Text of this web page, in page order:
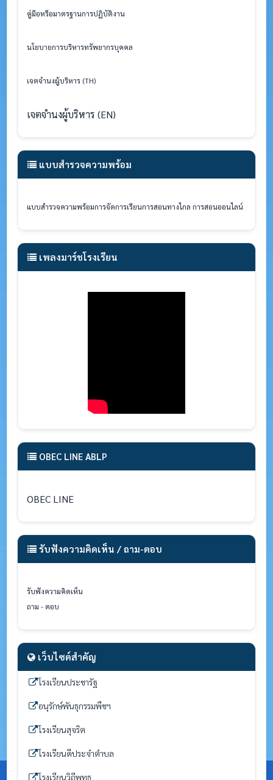
คู่มือหรือมาตรฐานการปฏิบัติงาน
นโยบายการบริหารทรัพยากรบุคคล
เจตจำนงผู้บริหาร (TH)
เจตจำนงผู้บริหาร (EN)
แบบสำรวจความพร้อม
แบบสำรวจความพร้อมการจัดการเรียนการสอนทางไกล การสอนออนไลน์
เพลงมาร์ชโรงเรียน
OBEC LINE ABLP
OBEC LINE
รับฟังความคิดเห็น / ถาม-ตอบ
รับฟังความคิดเห็น
ถาม - ตอบ
เว็บไซต์สำคัญ
โรงเรียนประชารัฐ
อนุรักษ์พันธุกรรมพืชฯ
โรงเรียนสุจริต
โรงเรียนดีประจำตำบล
โรงเรียนวิถีพุทธ